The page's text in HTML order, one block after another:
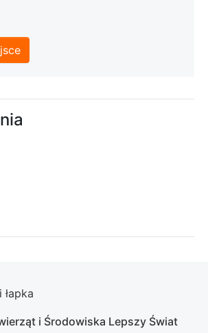
i Środowiska Lepszy Świat